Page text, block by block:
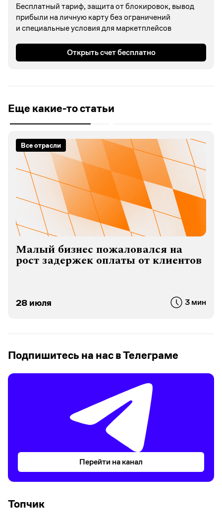
Бесплатный тариф, защита от блокировок, вывод
прибыли на личную карту без ограничений
и специальные условия для маркетплейсов
Открыть счет бесплатно
Еще какие-то статьи
Все отрасли
Малый бизнес пожаловался на
рост задержек оплаты от клиентов
28 июля 3 мин
Подпишитесь на нас в Телеграме
Перейти на канал
Топчик